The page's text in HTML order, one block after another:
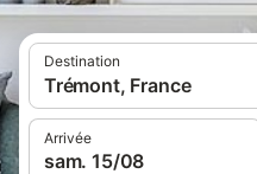
Destination
Trémont, France
Arrivée
sam. 15/08